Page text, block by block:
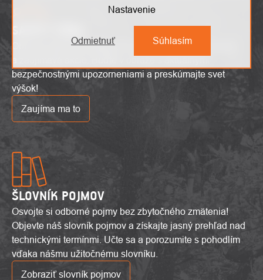
Nastavenie
Odmietnuť Súhlasím
Objavte najnovšie výškové trendy, inovatívne produkty
bezpečnostnými upozorneniami a preskúmajte svet
výšok!
Zaujíma ma to
ŠLOVNÍK POJMOV
Osvojte si odborné pojmy bez zbytočného zmätenia!
Objevte náš slovník pojmov a získajte jasný prehľad nad
technickými termínmi. Učte sa a porozumite s pohodlím
vďaka nášmu užitočnému slovníku.
Zobraziť slovník pojmov